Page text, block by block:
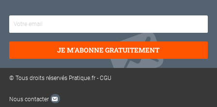
JE M'ABONNE GRATUITEMENT
© Tous droits réservés Pratique.fr -CGU
Nous contacter